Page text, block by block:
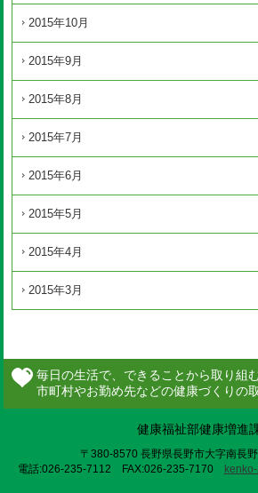
2015年10月
2015年9月
2015年8月
2015年7月
2015年6月
2015年5月
2015年4月
2015年3月
健康福祉部健康増進
〒380-8570 長野県長野市大字南長
電話:026-235-7112 FAX:026-235-7170